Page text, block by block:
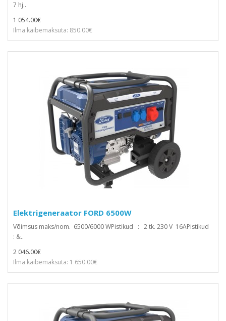
7 hj..
1 054.00€
Ilma käibemaksuta: 850.00€
Elektrigeneraator FORD 6500W
Võimsus maks/nom. 6500/6000 WPistikud : 2 tk. 230 V 16APistikud
: &..
2 046.00€
Ilma käibemaksuta: 1 650.00€